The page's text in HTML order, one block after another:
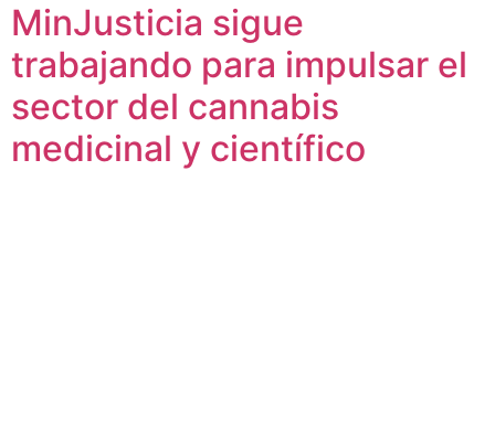
MinJusticia sigue
trabajando para impulsar el
sector del cannabis
medicinal y científico